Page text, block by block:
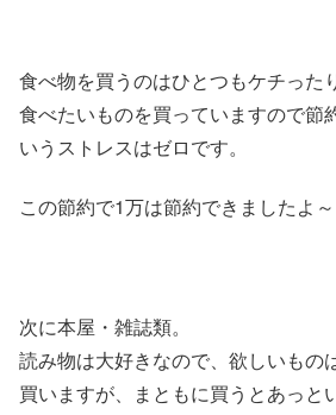
食べ物を買うのはひとつもケチった
食べたいものを買っていますので節
いうストレスはゼロです。
この節約で1万は節約できましたよ～
次に本屋・雑誌類。
読み物は大好きなので、欲しいもの
買いますが、まともに買うとあっと